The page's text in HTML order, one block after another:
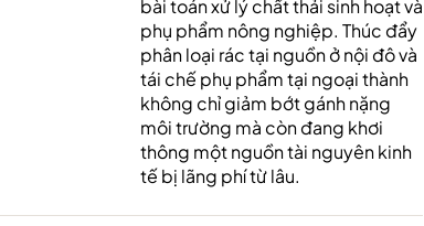
bài toán xử lý chất thải sinh hoạt và
phụ phẩm nông nghiệp. Thúc đẩy
phân loại rác tại nguồn ở nội đô và
tái chế phụ phẩm tại ngoại thành
không chỉ giảm bớt gánh nặng
môi trường mà còn đang khơi
thông một nguồn tài nguyên kinh
tế bị lãng phí từ lâu.